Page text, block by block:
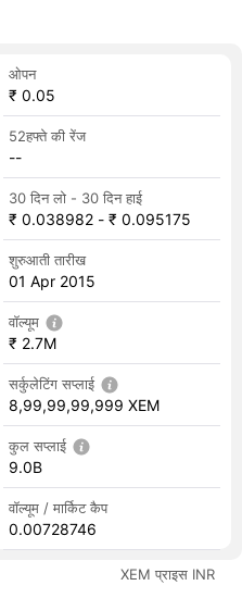
ओपन
₹ 0.05
52हफ्ते की रेंज
--
30 दिन लो - 30 दिन हाई
₹ 0.038982 -₹ 0.095175
शुरुआती तारीख
01 Apr 2015
वॉल्यूम
₹ 2.7M
सर्कुलेटिंग सप्लाई
8,99,99,99,999 XEM
कुल सप्लाई
9.0B
वॉल्यूम / मार्किट कैप
0.00728746
XEM प्राइस INR